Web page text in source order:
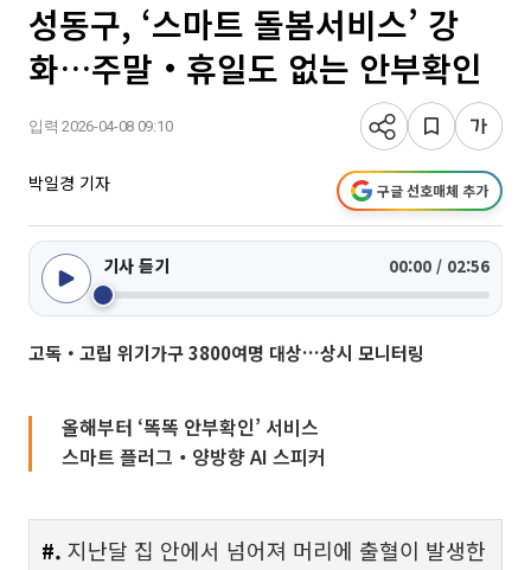
성동구, ‘스마트 돌봄서비스’ 강
화…주말‧휴일도 없는 안부확인
입력 2026-04-08 09:10
박일경 기자 구글 선호매체 추가
기사 듣기 00:00 / 02:56
고독‧고립 위기가구 3800여명 대상…상시 모니터링
올해부터 ‘똑똑 안부확인’ 서비스
스마트 플러그‧양방향 AI 스피커
#. 지난달 집 안에서 넘어져 머리에 출혈이 발생한